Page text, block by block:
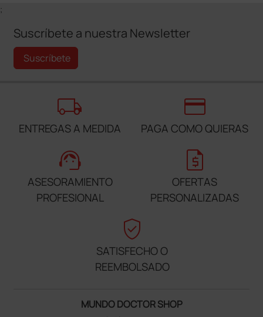
;
Suscríbete a nuestra Newsletter
Suscríbete
local_shipping
ENTREGAS A MEDIDA
credit_card
PAGA COMO QUIERAS
support_agent
ASESORAMIENTO
PROFESIONAL
request_quote
OFERTAS
PERSONALIZADAS
verified_user
SATISFECHO O
REEMBOLSADO
MUNDO DOCTOR SHOP